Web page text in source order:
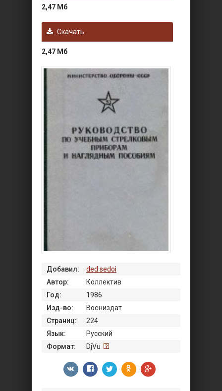
2,47 Mб
Скачать
2,47 Mб
Добавил:
ded sedoi
Автор:
Коллектив
Год:
1986
Изд-во:
Воениздат
Страниц:
224
Язык:
Русский
Формат:
DjVu